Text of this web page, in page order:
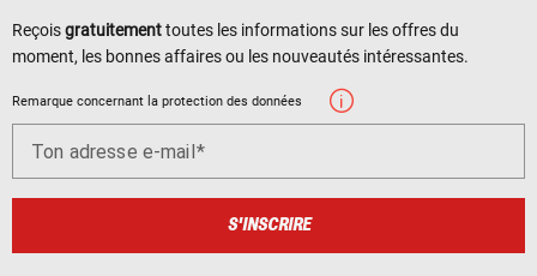
Reçoisgratuitementtoutes les informations sur les offres du
moment, les bonnes affaires ou les nouveautés intéressantes.
Remarque concernant la protection des données
Ton adresse e-mail
S'INSCRIRE